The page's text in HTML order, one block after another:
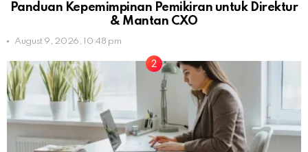
Panduan Kepemimpinan Pemikiran untuk Direktur
& Mantan CXO
August 9, 2026, 10:48 pm